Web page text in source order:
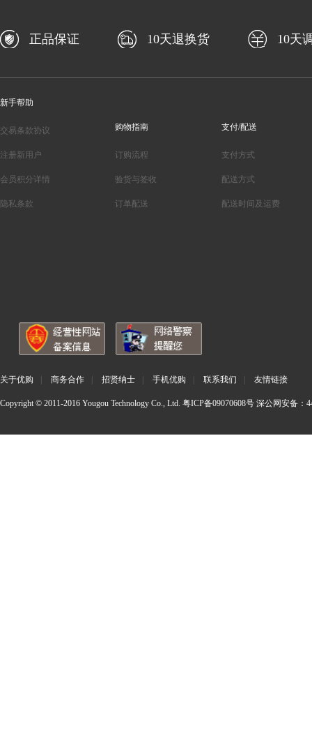
正品保证 10天退换货 10天
新手帮助
交易条款协议
注册新用户
会员积分详情
隐私条款
购物指南
订购流程
验货与签收
订单配送
支付/配送
支付方式
配送方式
配送时间及运费
关于优购 商务合作 招贤纳士 手机优购 联系我们 友情链接
Copyright © 2011-2016 Yougou Technology Co., Ltd. 粤ICP备09070608号 深公网安备：